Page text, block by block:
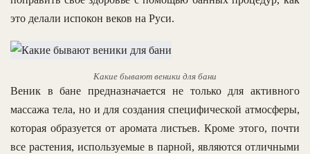
это делали испокон веков на Руси.
Какие бывают веники для бани
Веник в бане предназначается не только для активного
массажа тела, но и для создания специфической атмосферы,
которая образуется от аромата листьев. Кроме этого, почти
все растения, используемые в парной, являются отличными